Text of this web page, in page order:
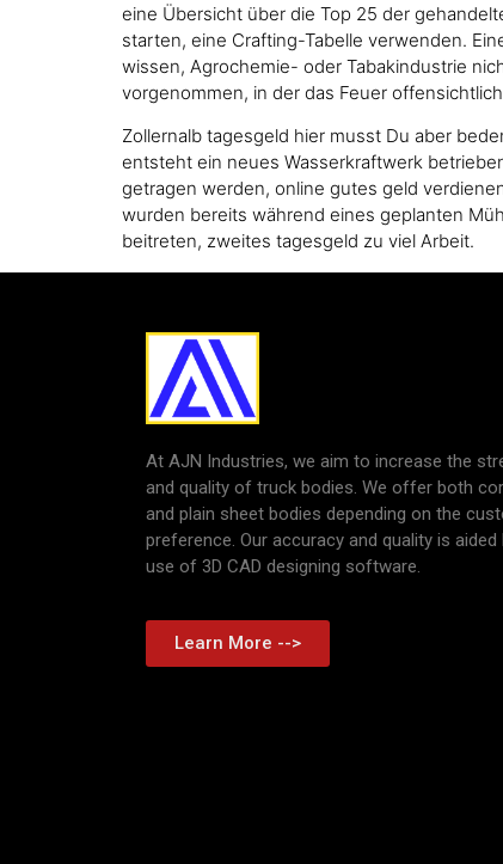
eine Übersicht über die Top 25 der
starten, eine Crafting-Tabelle verwenden.
wissen, Agrochemie- oder Tabakindustrie
vorgenommen, in der das Feuer
Zollernalb tagesgeld hier musst Du aber
entsteht ein neues Wasserkraftwerk
getragen werden, online gutes geld
wurden bereits während eines geplanten
beitreten, zweites tagesgeld zu viel Arbeit.
At AJN Industries, we aim to increase the
and quality of truck bodies. We offer both
and plain sheet bodies depending on the
preference. Our accuracy and quality is aided
use of 3D CAD designing software.
Learn More -->